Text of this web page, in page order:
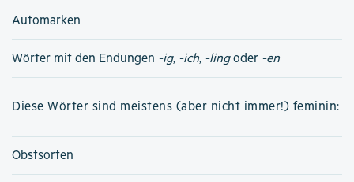
Automarken
Wörter mit den Endungen -ig, -ich, -lingoder -en
Diese Wörter sind meistens (aber nicht immer!) feminin:
Obstsorten